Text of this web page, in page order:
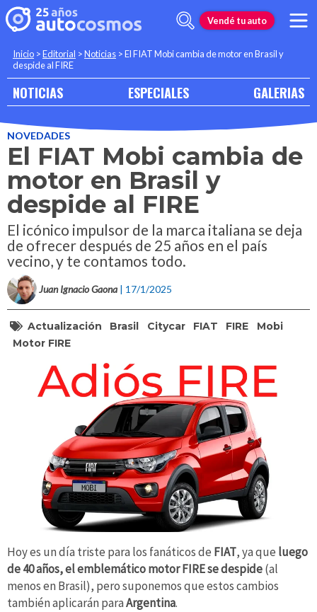
Vendé tu auto
Inicio >Editorial >Noticias >El FIAT Mobi cambia de motor en Brasil y
despide al FIRE
NOTICIAS ESPECIALES GALERIAS
NOVEDADES
El FIAT Mobi cambia de
motor en Brasil y
despide al FIRE
El icónico impulsor de la marca italiana se deja
de ofrecer después de 25 años en el país
vecino, y te contamos todo.
Juan Ignacio Gaona | 17/1/2025
Actualización Brasil Citycar FIAT FIRE
Mobi
Motor FIRE
Hoy es un día triste para los fanáticos de FIAT, ya que luego
de 40 años, el emblemático motor FIRE se despide(al
menos en Brasil), pero suponemos que estos cambios
también aplicarán paraArgentina.